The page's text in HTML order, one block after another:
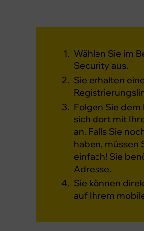
Wählen Sie im
Security aus.
Sie erhalten
Folgen Sie dem
sich dort mit
an. Falls Sie
haben, müssen
einfach! Sie
Adresse.
Sie können
auf Ihrem